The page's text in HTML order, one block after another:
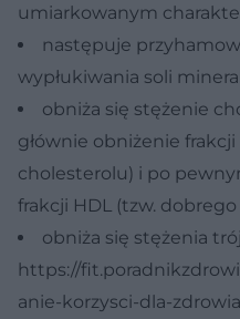
umiarkowanym
następuje
wypłukiwania soli
obniża się stężenie
głównie obniżenie frakcji
cholesterolu) i po
frakcji HDL (tzw.
obniża się stężenia
https://
anie-korzysci-dla-